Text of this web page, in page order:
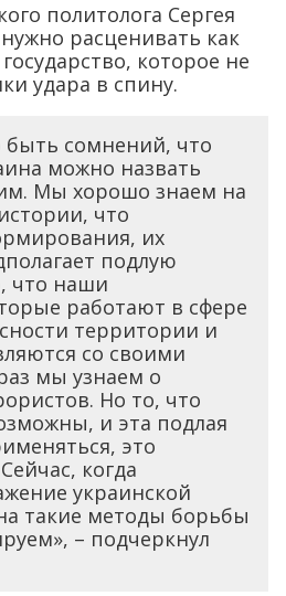
политолога Сергея
расценивать как
которое не
удара в спину.
быть сомнений, что
можно назвать
Мы хорошо знаем на
что
их
подлую
что наши
работают в сфере
территории и
со своими
мы узнаем о
Но то, что
и эта подлая
это
когда
украинской
такие методы борьбы
– подчеркнул